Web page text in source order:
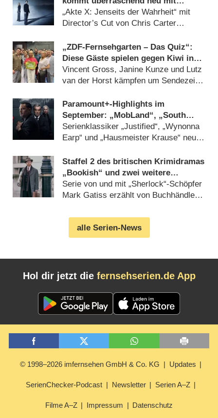
deutlich mehr Horror
„Akte X: Jenseits der Wahrheit“ mit
Director’s Cut von Chris Carter
„ZDF-Fernsehgarten – Das Quiz“:
Diese Gäste spielen gegen Kiwi in
der Sonderfolge am 9. August 2026
Vincent Gross, Janine Kunze und Lutz
van der Horst kämpfen um Sendezeit
Paramount+-Highlights im
September: „MobLand“, „South
Park“, „FBI“, „DOC“ und
„Farscape“
Serienklassiker „Justified“, „Wynonna
Earp“ und „Hausmeister Krause“ neu
Staffel 2 des britischen Krimidramas
„Bookish“ und zwei weitere
Premieren im Oktober bei AXN
Serie von und mit „Sherlock“-Schöpfer
Mark Gatiss erzählt von Buchhändler
(07.08.2026)
alle Serien-News
Hol dir jetzt die fernsehserien.de App
© 1998–2026 imfernsehen GmbH & Co. KG Updates
SerienChecker-Podcast Newsletter Serien A–Z
Filme A–Z Impressum Datenschutz